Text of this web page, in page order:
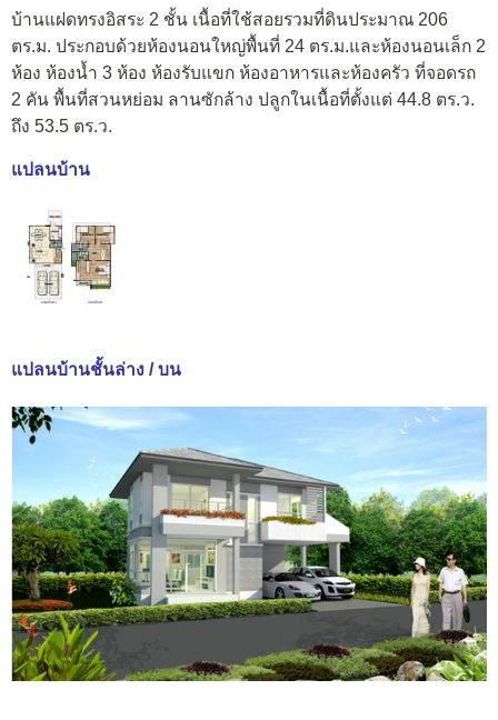
บ้านแฝดทรงอิสระ 2 ชั้น เนื้อที่ใช้สอยรวมที่ดินประมาณ 206
ตร.ม. ประกอบด้วยห้องนอนใหญ่พื้นที่ 24 ตร.ม.และห้องนอนเล็ก 2
ห้อง ห้องน้ำ 3 ห้อง ห้องรับแขก ห้องอาหารและห้องครัว ที่จอดรถ
2 คัน พื้นที่สวนหย่อม ลานซักล้าง ปลูกในเนื้อที่ตั้งแต่ 44.8 ตร.ว.
ถึง 53.5 ตร.ว.
แปลนบ้าน
แปลนบ้านชั้นล่าง / บน